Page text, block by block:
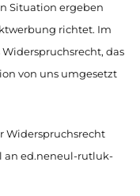
Situation ergeben
richtet. Im
das
von uns umgesetzt
Widerspruchsrecht
an ed.neneul-rutluk-